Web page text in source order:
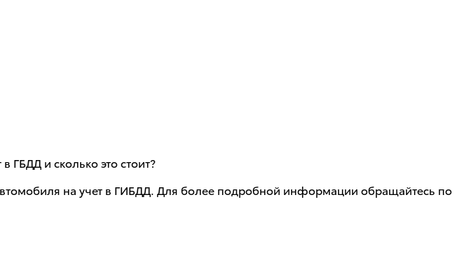
ГБДД и сколько это стоит?
на учет в ГИБДД. Для более подробной информации обращайтесь по